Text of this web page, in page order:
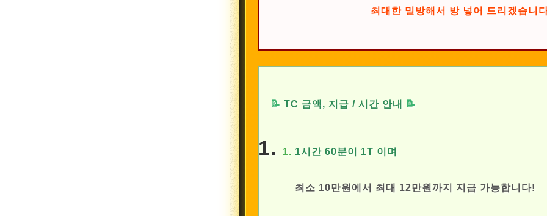
최대한 밀방해서 방 넣어 드리겠습니
📝 TC 금액, 지급 / 시간 안내 📝
1. 1시간 60분이 1T 이며
최소 10만원에서 최대 12만원까지 지급 가능합니다!